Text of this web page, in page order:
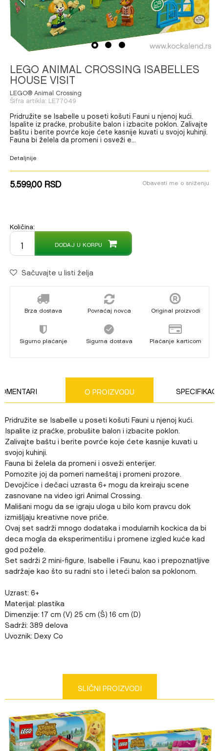
1 2 3
LEGO ANIMAL CROSSING ISABELLES
HOUSE VISIT
LEGO® Animal Crossing
Šifra artikla:LE77049
Pridružite se Isabelle u poseti košuti Fauni u njenoj kući.
Ispalite iz praćke, probušite balon i izbacite poklon. Zalivajte
baštu i berite povrće koje ćete kasnije kuvati u svojoj kuhinji.
Fauna bi želela da promeni i osveži e...
Detaljnije
5.599,00RSD Obavesti me o sniženju
Količina:
DODAJ U KORPU
Sačuvajte u listi želja
Brza dostava Povraćaj novca Original proizvodi
Sigurno plaćanje Sigurna dostava Plaćanje karticom
O PROIZVODU
Pridružite se Isabelle u poseti košuti Fauni u njenoj kući.
Ispalite iz praćke, probušite balon i izbacite poklon.
Zalivajte baštu i berite povrće koje ćete kasnije kuvati u
svojoj kuhinji.
Fauna bi želela da promeni i osveži enterijer.
Pomozite joj da pomeri nameštaj i promeni prozore.
Devojčice i dečaci uzrasta 6+ mogu da kreiraju scene
zasnovane na video igri Animal Crossing.
Mališani mogu da se igraju uloga u bilo kom pravcu dok
izmišljaju kreativne nove priče.
Ovaj set sadrži mnogo dodataka i modularnih kockica da bi
deca mogla da eksperimentišu i promene izgled kuće kad
god požele.
Set sadrži 2 mini-figure, Isabelle i Faunu, kao i prepoznatljive
sadržaje kao što su radni sto i leteći balon sa poklonom.
Uzrast: 6+
Materijal: plastika
Dimenzije: 17 cm (V) 25 cm (Š) 16 cm (D)
Sadrži: 389 delova
Uvoznik: Dexy Co
Poruka
Pol
UNIVERZALNO
Uzrast
7-8 GODINA
Brend
LEGO
SLIČNI PROIZVODI